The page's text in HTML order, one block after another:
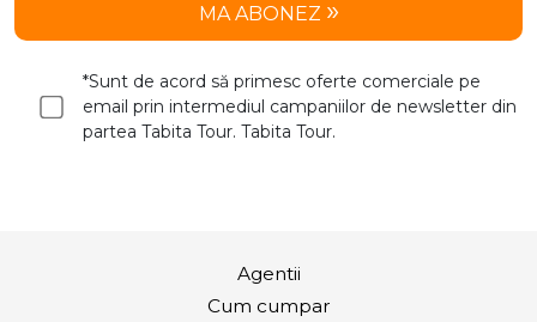
MA ABONEZ
*Sunt de acord să primesc oferte comerciale pe
email prin intermediul campaniilor de newsletter din
partea Tabita Tour. Tabita Tour.
Agentii
Cum cumpar